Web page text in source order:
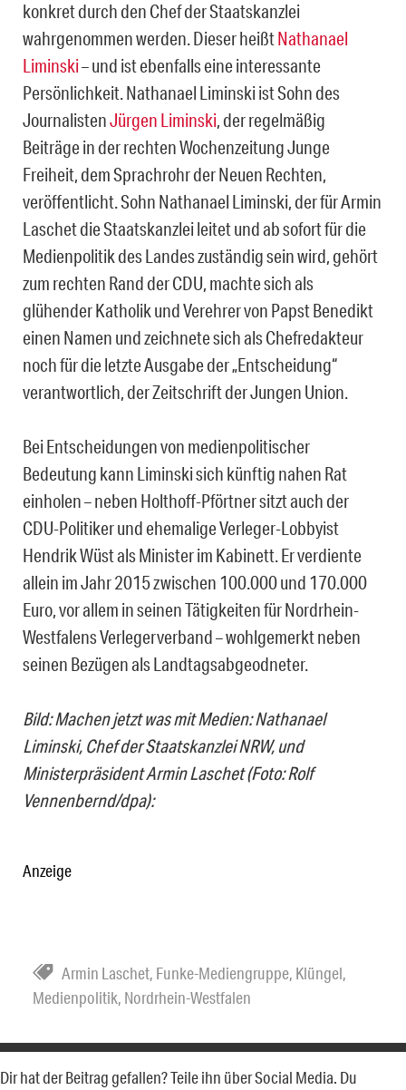
konkret durch den Chef der Staatskanzlei
wahrgenommen werden. Dieser heißtNathanael
Liminski– und ist ebenfalls eine interessante
Persönlichkeit. Nathanael Liminski ist Sohn des
JournalistenJürgen Liminski, der regelmäßig
Beiträge in der rechten Wochenzeitung Junge
Freiheit, dem Sprachrohr der Neuen Rechten,
veröffentlicht. Sohn Nathanael Liminski, der für Armin
Laschet die Staatskanzlei leitet und ab sofort für die
Medienpolitik des Landes zuständig sein wird, gehört
zum rechten Rand der CDU, machte sich als
glühender Katholik und Verehrer von Papst Benedikt
einen Namen und zeichnete sich als Chefredakteur
noch für die letzte Ausgabe der „Entscheidung“
verantwortlich, der Zeitschrift der Jungen Union.
Bei Entscheidungen von medienpolitischer
Bedeutung kann Liminski sich künftig nahen Rat
einholen – neben Holthoff-Pförtner sitzt auch der
CDU-Politiker und ehemalige Verleger-Lobbyist
Hendrik Wüst als Minister im Kabinett. Er verdiente
allein im Jahr 2015 zwischen 100.000 und 170.000
Euro, vor allem in seinen Tätigkeiten für Nordrhein-
Westfalens Verlegerverband – wohlgemerkt neben
seinen Bezügen als Landtagsabgeodneter.
Bild: Machen jetzt was mit Medien: Nathanael
Liminski, Chef der Staatskanzlei NRW, und
Ministerpräsident Armin Laschet (Foto: Rolf
Vennenbernd/dpa):
Anzeige
Armin Laschet, Funke-Mediengruppe, Klüngel,
Medienpolitik, Nordrhein-Westfalen
Dir hat der Beitrag gefallen? Teile ihn über Social Media. Du